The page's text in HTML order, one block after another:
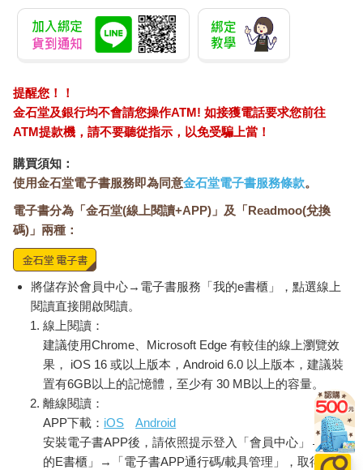
提醒您！！
金石堂及銀行均不會請您操作ATM! 如接獲電話要求您前往
ATM提款機，請不要聽從指示，以免受騙上當！
購買須知：
使用金石堂電子書服務即為同意金石堂電子書服務條款。
電子書分為「金石堂(線上閱讀+APP)」及「Readmoo(兌換
碼)」兩種：
將儲存於會員中心→電子書服務「我的e書櫃」，點選線上
閱讀直接開啟閱讀。
線上閱讀：
建議使用Chrome、Microsoft Edge 有較佳的線上瀏覽效
果， iOS 16 或以上版本，Android 6.0 以上版本，建議裝
置有6GB以上的記憶體，至少有 30 MB以上的容量。
離線閱讀：
APP下載： iOS
Android
安裝電子書APP後，請依照提示登入「會員中心」→「我
的E書櫃」→「電子書APP通行碼/載具管理」，取得通行